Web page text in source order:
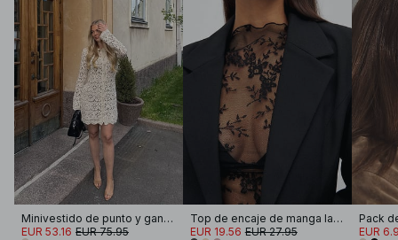
Minivestido de punto y ganchillo
EUR 53.16 EUR 75.95
Top de encaje de manga larga
EUR 19.56 EUR 27.95 EUR